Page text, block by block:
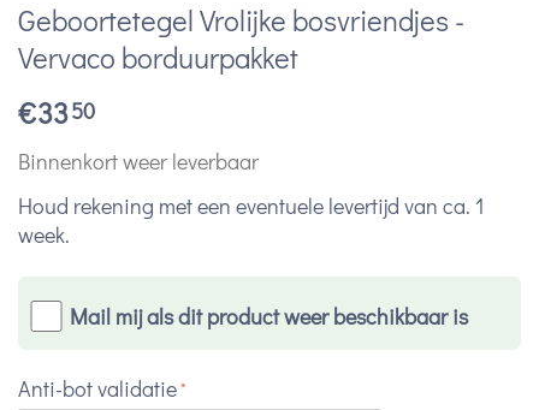
Geboortetegel Vrolijke bosvriendjes -
Vervaco borduurpakket
€3350
Binnenkort weer leverbaar
Houd rekening met een eventuele levertijd van ca. 1
week.
Mail mij als dit product weer beschikbaar is
Anti-bot validatie